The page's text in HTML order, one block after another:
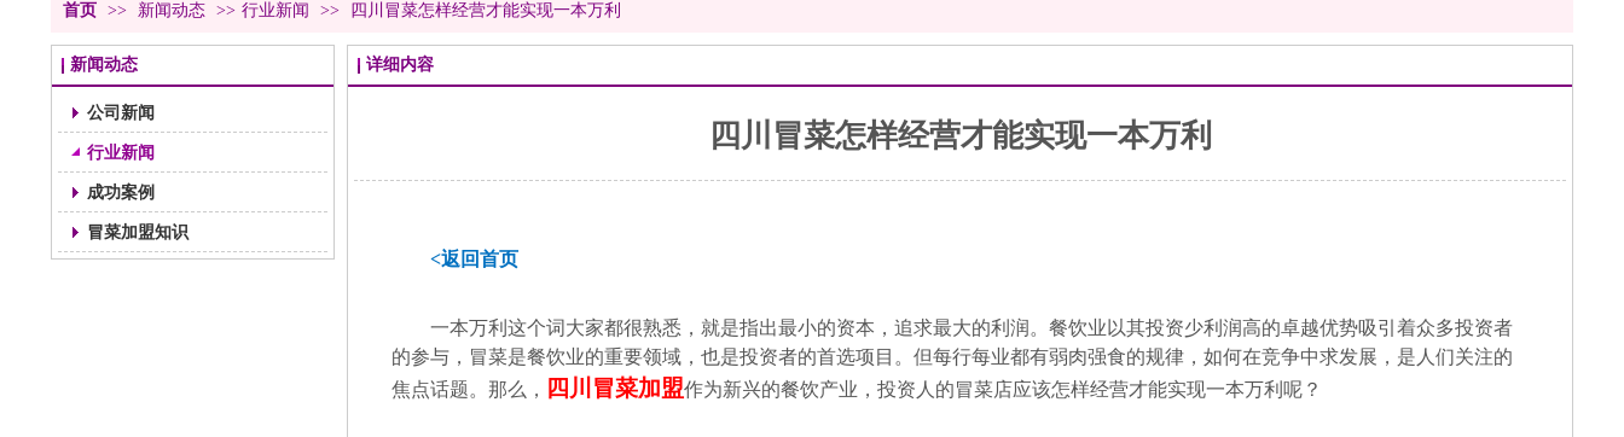
首页 >> 新闻动态 >> 行业新闻 >> 四川冒菜怎样经营才能实现一本万利
新闻动态
公司新闻
行业新闻
成功案例
冒菜加盟知识
详细内容
四川冒菜怎样经营才能实现一本万利
<返回首页
一本万利这个词大家都很熟悉，就是指出最小的资本，追求最大的利润。餐饮业以其投资少利润高的卓越优势吸引着众多投资者
的参与，冒菜是餐饮业的重要领域，也是投资者的首选项目。但每行每业都有弱肉强食的规律，如何在竞争中求发展，是人们关注的
焦点话题。那么，
四川冒菜加盟作为新兴的餐饮产业，投资人的冒菜店应该怎样经营才能实现一本万利呢？